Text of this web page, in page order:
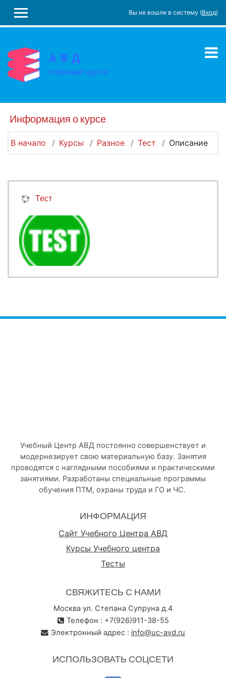
БОКОВАЯ ПАНЕЛЬ
Вы не вошли в систему (Вход)
Информация о курсе
В начало Курсы Разное Тест Описание
Тест
Учебный Центр АВД постоянно совершенствует и
модернезирует свою материальную базу. Занятия
проводятся с наглядными пособиями и практическими
занятиями. Разработаны специальные программы
обучения ПТМ, охраны труда и ГО и ЧС.
ИНФОРМАЦИЯ
Сайт Учебного Центра АВД
Курсы Учебного центра
Тесты
СВЯЖИТЕСЬ С НАМИ
Москва ул. Степана Супруна д.4
Телефон : +7(926)911-38-55
Электронный адрес : info@uc-avd.ru
ИСПОЛЬЗОВАТЬ СОЦСЕТИ